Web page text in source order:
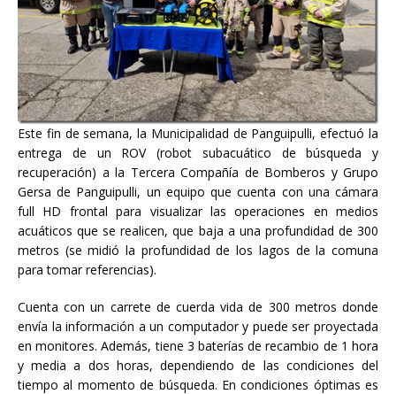
Este fin de semana, la Municipalidad de Panguipulli, efectuó la
entrega de un ROV (robot subacuático de búsqueda y
recuperación) a la Tercera Compañía de Bomberos y Grupo
Gersa de Panguipulli, un equipo que cuenta con una cámara
full HD frontal para visualizar las operaciones en medios
acuáticos que se realicen, que baja a una profundidad de 300
metros (se midió la profundidad de los lagos de la comuna
para tomar referencias).
Cuenta con un carrete de cuerda vida de 300 metros donde
envía la información a un computador y puede ser proyectada
en monitores. Además, tiene 3 baterías de recambio de 1 hora
y media a dos horas, dependiendo de las condiciones del
tiempo al momento de búsqueda. En condiciones óptimas es